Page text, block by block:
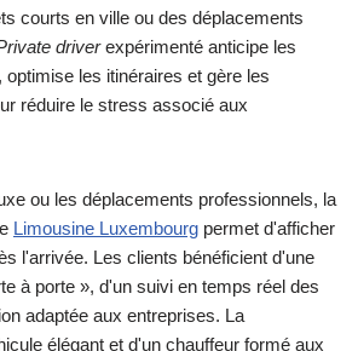
courts en ville ou des déplacements
driverexpérimenté anticipe les
optimise les itinéraires et gère les
réduire le stress associé aux
ou les déplacements professionnels, la
Limousine Luxembourg permet d'afficher
l'arrivée. Les clients bénéficient d'une
à porte », d'un suivi en temps réel des
adaptée aux entreprises. La
élégant et d'un chauffeur formé aux